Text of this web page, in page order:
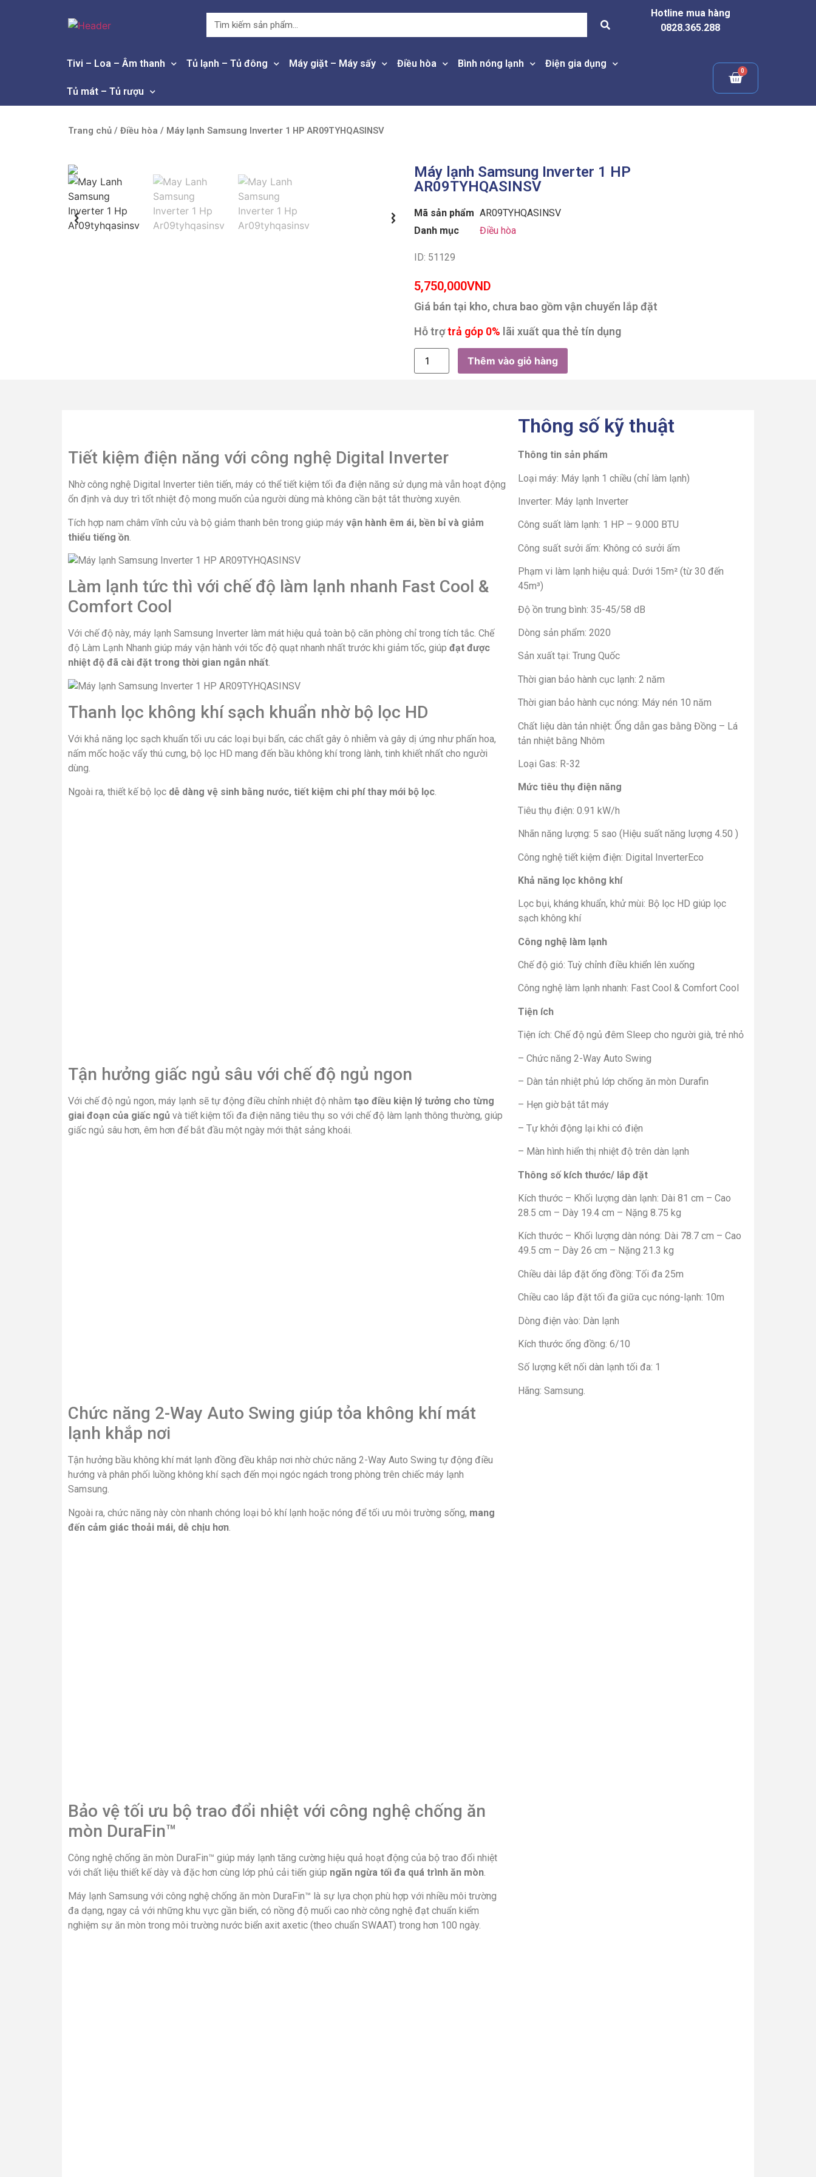
Hotline mua hàng
0828.365.288
Tivi – Loa – Âm thanh Tủ lạnh – Tủ đông Máy giặt – Máy sấy Điều hòa Bình nóng lạnh Điện gia dụng
Tủ mát – Tủ rượu
Trang chủ / Điều hòa / Máy lạnh Samsung Inverter 1 HP AR09TYHQASINSV
Máy lạnh Samsung Inverter 1 HP
AR09TYHQASINSV
Mã sản phẩm AR09TYHQASINSV
Danh mục
Điều hòa
ID: 51129
5,750,000VND
Giá bán tại kho, chưa bao gồm vận chuyển lắp đặt
Hỗ trợtrả góp 0% lãi xuất qua thẻ tín dụng
Thêm vào giỏ hàng
Tiết kiệm điện năng với công nghệ Digital Inverter
Nhờ công nghệ Digital Inverter tiên tiến, máy có thể tiết kiệm tối đa điện năng sử dụng mà vẫn hoạt động
ổn định và duy trì tốt nhiệt độ mong muốn của người dùng mà không cần bật tắt thường xuyên.
Tích hợp nam châm vĩnh cửu và bộ giảm thanh bên trong giúp máy vận hành êm ái, bền bỉ và giảm
thiểu tiếng ồn
Làm lạnh tức thì với chế độ làm lạnh nhanh Fast Cool &
Comfort Cool
Với chế độ này, máy lạnh Samsung Inverter làm mát hiệu quả toàn bộ căn phòng chỉ trong tích tắc. Chế
độ Làm Lạnh Nhanh giúp máy vận hành với tốc độ quạt nhanh nhất trước khi giảm tốc, giúp đạt được
nhiệt độ đã cài đặt trong thời gian ngắn nhất.
Thanh lọc không khí sạch khuẩn nhờ bộ lọc HD
Với khả năng lọc sạch khuẩn tối ưu các loại bụi bẩn, các chất gây ô nhiễm và gây dị ứng như phấn hoa,
nấm mốc hoặc vẩy thú cưng, bộ lọc HD mang đến bầu không khí trong lành, tinh khiết nhất cho người
dùng.
Ngoài ra, thiết kế bộ lọc dễ dàng vệ sinh bằng nước, tiết kiệm chi phí thay mới bộ lọc
Tận hưởng giấc ngủ sâu với chế độ ngủ ngon
Với chế độ ngủ ngon, máy lạnh sẽ tự động điều chỉnh nhiệt độ nhằm tạo điều kiện lý tưởng cho từng
giai đoạn của giấc ngủ và tiết kiệm tối đa điện năng tiêu thụ so với chế độ làm lạnh thông thường, giúp
giấc ngủ sâu hơn, êm hơn để bắt đầu một ngày mới thật sảng khoái.
Chức năng 2-Way Auto Swing giúp tỏa không khí mát
lạnh khắp nơi
Tận hưởng bầu không khí mát lạnh đồng đều khắp nơi nhờ chức năng 2-Way Auto Swing tự động điều
hướng và phân phối luồng không khí sạch đến mọi ngóc ngách trong phòng trên chiếc máy lạnh
Samsung.
Ngoài ra, chức năng này còn nhanh chóng loại bỏ khí lạnh hoặc nóng để tối ưu môi trường sống, mang
đến cảm giác thoải mái, dễ chịu hơn
Bảo vệ tối ưu bộ trao đổi nhiệt với công nghệ chống ăn
mòn DuraFin™
Công nghệ chống ăn mòn DuraFin™ giúp máy lạnh tăng cường hiệu quả hoạt động của bộ trao đổi nhiệt
với chất liệu thiết kế dày và đặc hơn cùng lớp phủ cải tiến giúp ngăn ngừa tối đa quá trình ăn mòn.
Máy lạnh Samsung với công nghệ chống ăn mòn DuraFin™ là sự lựa chọn phù hợp với nhiều môi trường
đa dạng, ngay cả với những khu vực gần biển, có nồng độ muối cao nhờ công nghệ đạt chuẩn kiểm
nghiệm sự ăn mòn trong môi trường nước biển axit axetic (theo chuẩn SWAAT) trong hơn 100 ngày.
Thông số kỹ thuật
Thông tin sản phẩm
Loại máy: Máy lạnh 1 chiều (chỉ làm lạnh)
Inverter: Máy lạnh Inverter
Công suất làm lạnh: 1 HP – 9.000 BTU
Công suất sưởi ấm: Không có sưởi ấm
Phạm vi làm lạnh hiệu quả: Dưới 15m² (từ 30 đến
45m³)
Độ ồn trung bình: 35-45/58 dB
Dòng sản phẩm: 2020
Sản xuất tại: Trung Quốc
Thời gian bảo hành cục lạnh: 2 năm
Thời gian bảo hành cục nóng: Máy nén 10 năm
Chất liệu dàn tản nhiệt: Ống dẫn gas bằng Đồng – Lá
tản nhiệt bằng Nhôm
Loại Gas: R-32
Mức tiêu thụ điện năng
Tiêu thụ điện: 0.91 kW/h
Nhãn năng lượng: 5 sao (Hiệu suất năng lượng 4.50 )
Công nghệ tiết kiệm điện: Digital InverterEco
Khả năng lọc không khí
Lọc bụi, kháng khuẩn, khử mùi: Bộ lọc HD giúp lọc
sạch không khí
Công nghệ làm lạnh
Chế độ gió: Tuỳ chỉnh điều khiển lên xuống
Công nghệ làm lạnh nhanh: Fast Cool & Comfort Cool
Tiện ích
Tiện ích: Chế độ ngủ đêm Sleep cho người già, trẻ nhỏ
– Chức năng 2-Way Auto Swing
– Dàn tản nhiệt phủ lớp chống ăn mòn Durafin
– Hẹn giờ bật tắt máy
– Tự khởi động lại khi có điện
– Màn hình hiển thị nhiệt độ trên dàn lạnh
Thông số kích thước/ lắp đặt
Kích thước – Khối lượng dàn lạnh: Dài 81 cm – Cao
28.5 cm – Dày 19.4 cm – Nặng 8.75 kg
Kích thước – Khối lượng dàn nóng: Dài 78.7 cm – Cao
49.5 cm – Dày 26 cm – Nặng 21.3 kg
Chiều dài lắp đặt ống đồng: Tối đa 25m
Chiều cao lắp đặt tối đa giữa cục nóng-lạnh: 10m
Dòng điện vào: Dàn lạnh
Kích thước ống đồng: 6/10
Số lượng kết nối dàn lạnh tối đa: 1
Hãng: Samsung.